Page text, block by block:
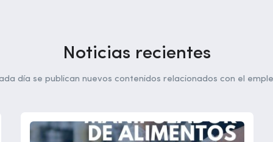
Noticias recientes
día se publican nuevos contenidos relacionados con el